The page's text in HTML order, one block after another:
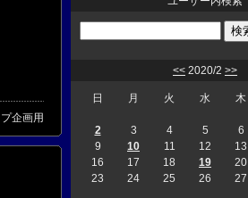
企画用
<< 2020/2 >>
日 月 火 水 木
2
3 4 5 6
9
10 11 12 13
16
17 18 19 20
23
24 25 26 27